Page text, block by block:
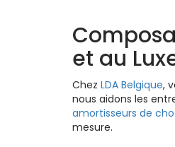
et au
Chez LDA Belgique,
nous aidons les
amortisseurs de
mesure.